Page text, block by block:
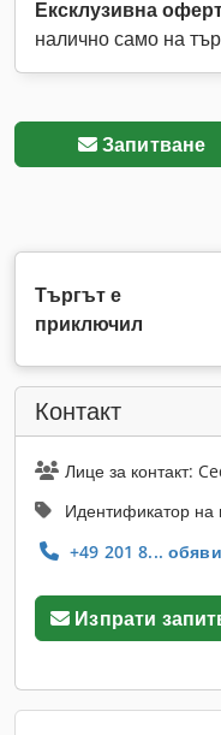
Ексклузивна
налично само на
Запитване
Търгът е
приключил
Контакт
Лице за контакт:
Идентификатор
+49 201 8... обяви
Изпрати